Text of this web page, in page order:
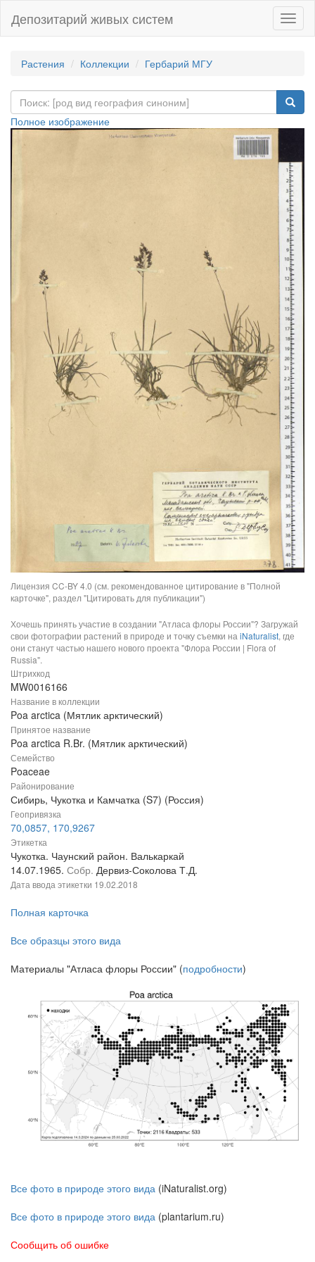
Депозитарий живых систем
Растения Коллекции Гербарий МГУ
Полное изображение
Лицензия CC-BY 4.0 (см. рекомендованное цитирование в "Полной
карточке", раздел "Цитировать для публикации")
Хочешь принять участие в создании "Атласа флоры России"? Загружай
свои фотографии растений в природе и точку съемки на iNaturalist, где
они станут частью нашего нового проекта "Флора России | Flora of
Russia".
Штрихкод
MW0016166
Название в коллекции
Poa arctica (Мятлик арктический)
Принятое название
Poa arctica R.Br. (Мятлик арктический)
Семейство
Poaceae
Районирование
Сибирь, Чукотка и Камчатка (S7) (Россия)
Геопривязка
70,0857, 170,9267
Этикетка
Чукотка. Чаунский район. Валькаркай
14.07.1965. Собр. Дервиз-Соколова Т.Д.
Дата ввода этикетки 19.02.2018
Полная карточка
Все образцы этого вида
Материалы "Атласа флоры России" (подробности)
Все фото в природе этого вида (iNaturalist.org)
Все фото в природе этого вида (plantarium.ru)
Сообщить об ошибке